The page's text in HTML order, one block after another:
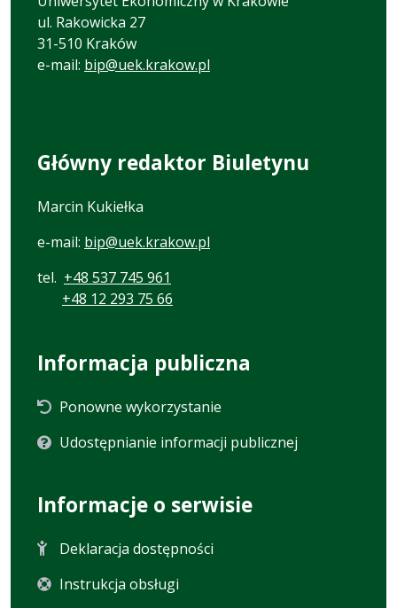
ul. Rakowicka 27
31-510 Kraków
e-mail: bip@uek.krakow.pl
Główny redaktor Biuletynu
Marcin Kukiełka
e-mail: bip@uek.krakow.pl
tel. +48 537 745 961
+48 12 293 75 66
Informacja publiczna
Ponowne wykorzystanie
Udostępnianie informacji publicznej
Informacje o serwisie
Deklaracja dostępności
Instrukcja obsługi